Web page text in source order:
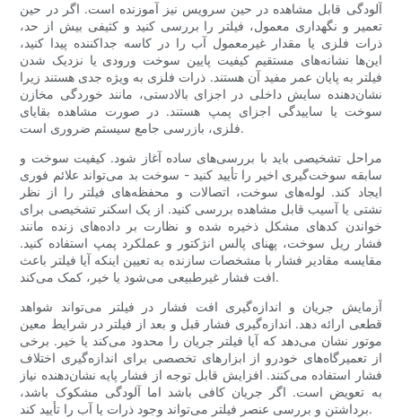
آلودگی قابل مشاهده در حین سرویس نیز آموزنده است. اگر در حین
تعمیر و نگهداری معمول، فیلتر را بررسی کنید و کثیفی بیش از حد،
ذرات فلزی یا مقدار غیرمعمول آب را در کاسه جداکننده پیدا کنید،
این‌ها نشانه‌های مستقیم کیفیت پایین سوخت ورودی یا نزدیک شدن
فیلتر به پایان عمر مفید آن هستند. ذرات فلزی به ویژه جدی هستند زیرا
نشان‌دهنده سایش داخلی در اجزای بالادستی، مانند خوردگی مخازن
سوخت یا ساییدگی اجزای پمپ هستند. در صورت مشاهده بقایای
فلزی، بازرسی جامع سیستم ضروری است.
مراحل تشخیصی باید با بررسی‌های ساده آغاز شود. کیفیت سوخت و
سابقه سوخت‌گیری اخیر را تأیید کنید - سوخت بد می‌تواند علائم فوری
ایجاد کند. لوله‌های سوخت، اتصالات و محفظه‌های فیلتر را از نظر
نشتی یا آسیب قابل مشاهده بررسی کنید. از یک اسکنر تشخیصی برای
خواندن کدهای مشکل ذخیره شده و نظارت بر داده‌های زنده مانند
فشار ریل سوخت، پهنای پالس انژکتور و عملکرد پمپ استفاده کنید.
مقایسه مقادیر فشار با مشخصات سازنده به تعیین اینکه آیا فیلتر باعث
افت فشار غیرطبیعی می‌شود یا خیر، کمک می‌کند.
آزمایش جریان و اندازه‌گیری افت فشار در فیلتر می‌تواند شواهد
قطعی ارائه دهد. اندازه‌گیری فشار قبل و بعد از فیلتر در شرایط معین
موتور نشان می‌دهد که آیا فیلتر جریان را محدود می‌کند یا خیر. برخی
از تعمیرگاه‌های خودرو از ابزارهای تخصصی برای اندازه‌گیری اختلاف
فشار استفاده می‌کنند. افزایش قابل توجه از فشار پایه نشان‌دهنده نیاز
به تعویض است. اگر جریان کافی باشد اما آلودگی مشکوک باشد،
برداشتن و بررسی عنصر فیلتر می‌تواند وجود ذرات یا آب را تأیید کند.